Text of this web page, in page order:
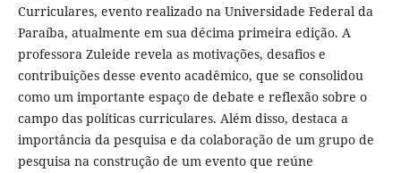
Curriculares, evento realizado na Universidade Federal da
Paraíba, atualmente em sua décima primeira edição. A
professora Zuleide revela as motivações, desafios e
contribuições desse evento acadêmico, que se consolidou
como um importante espaço de debate e reflexão sobre o
campo das políticas curriculares. Além disso, destaca a
importância da pesquisa e da colaboração de um grupo de
pesquisa na construção de um evento que reúne